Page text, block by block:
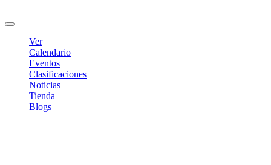
Ver
Calendario
Eventos
Clasificaciones
Noticias
Tienda
Blogs